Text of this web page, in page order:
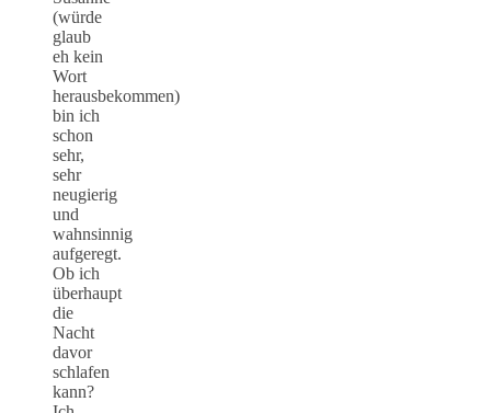
(würde
glaub
eh kein
Wort
herausbekommen)
bin ich
schon
sehr,
sehr
neugierig
und
wahnsinnig
aufgeregt.
Ob ich
überhaupt
die
Nacht
davor
schlafen
kann?